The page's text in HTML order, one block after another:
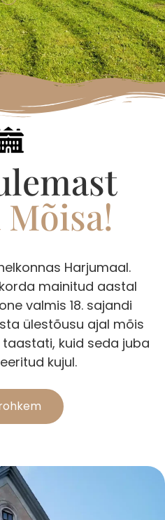
Harjumaal.
mainitud aastal
valmis 18. sajandi
ülestõusu ajal mõis
kuid seda juba
kujul.